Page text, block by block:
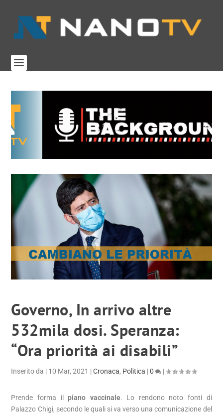
Governo, In arrivo altre
532mila dosi. Speranza:
“Ora priorità ai disabili”
Inserito da | 10 Mar, 2021 |Cronaca, Politica |0 |
Prende forma ilpiano vaccinale. Lo rendono noto fonti di
Palazzo Chigi, secondo le quali si va verso una comunicazione del